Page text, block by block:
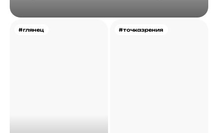
#глянец #точказрения